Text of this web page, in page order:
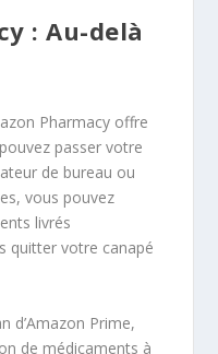
: Au-delà
Pharmacy offre
passer votre
de bureau ou
vous pouvez
livrés
quitter votre canapé
d’Amazon Prime,
de médicaments à